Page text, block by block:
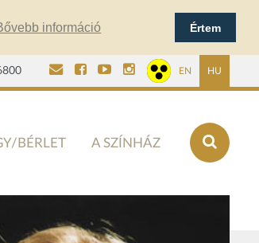
információ Értem
EN HU
BÉRLET A SZÍNHÁZ